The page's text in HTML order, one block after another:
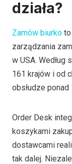
działa?
Zamów biurko
zarządzania
w USA. Według
161 krajów i od
obsłudze
Order Desk
koszykami
dostawcami
tak dalej.